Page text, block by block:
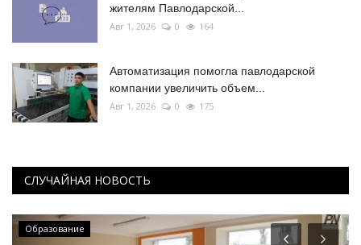
жителям Павлодарской...
Авг 1, 2026 0 164
Автоматизация помогла павлодарской
компании увеличить объем...
Авг 1, 2026 0 175
СЛУЧАЙНАЯ НОВОСТЬ
Образование